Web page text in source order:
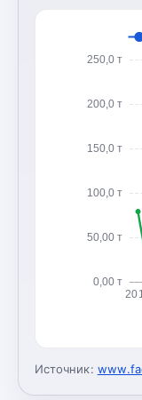
0,00 т
50,00 т
100,0 т
150,0 т
200,0 т
250,0 т
Источник: